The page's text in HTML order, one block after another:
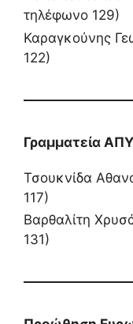
τηλέφωνο 129)
Καραγκούνης
122)
Γραμματεία
Τσουκνίδα
117)
Βαρθαλίτη
131)